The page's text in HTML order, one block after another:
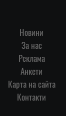
Новини
За нас
Реклама
Анкети
Карта на сайта
Контакти